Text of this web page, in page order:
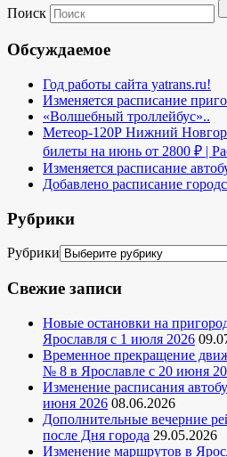
Поиск
Обсуждаемое
Год работы сайта yatrans.ru!
Изменяется расписание
«Волшебный троллейбус»..
Метеор-120Р Нижний
билеты на июнь от 2800 ₽ |
Изменяется расписание
Добавлено расписание
Рубрики
Рубрики
Свежие записи
Новые остановки на
Ярославля с 1 июля 2026
Временное прекращение
№ 8 в Ярославле с 20 июня
Изменение расписания
июня 2026 08.06.2026
Дополнительные вечерние
после Дня города 29.05.2026
Изменение маршрутов в